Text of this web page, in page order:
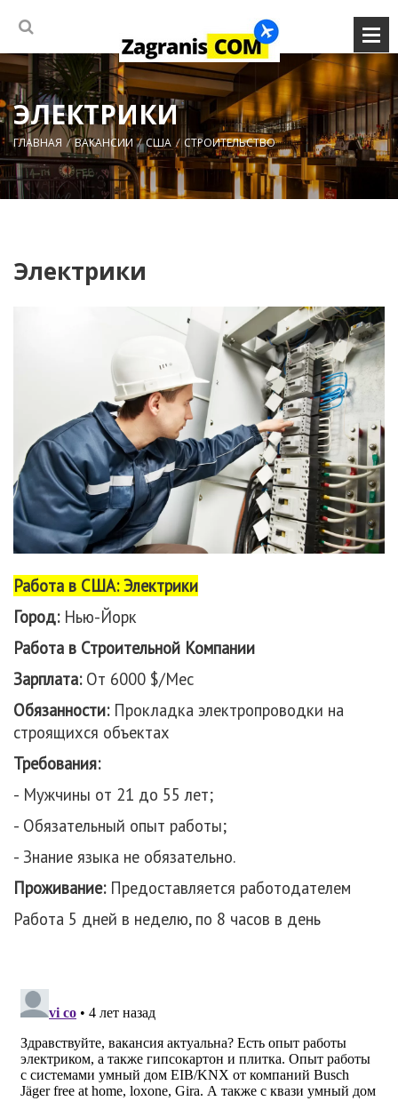
ЭЛЕКТРИКИ
ГЛАВНАЯ ВАКАНСИИ США СТРОИТЕЛЬСТВО
Электрики
Работа в США: Электрики
Город:Нью-Йорк
Работа в Строительной Компании
Зарплата:От 6000 $/Мес
Обязанности: Прокладка электропроводки на
строящихся объектах
Требования:
- Мужчины от 21 до 55 лет;
- Обязательный опыт работы;
- Знание языка не обязательно.
Проживание:Предоставляется работодателем
Работа 5 дней в неделю, по 8 часов в день